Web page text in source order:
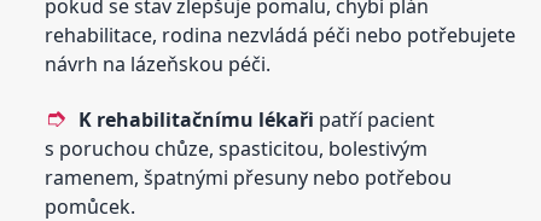
pokud se stav zlepšuje pomalu, chybí plán
rehabilitace, rodina nezvládá péči nebo potřebujete
návrh na lázeňskou péči.
K rehabilitačnímu lékaři patří pacient
s poruchou chůze, spasticitou, bolestivým
ramenem, špatnými přesuny nebo potřebou
pomůcek.